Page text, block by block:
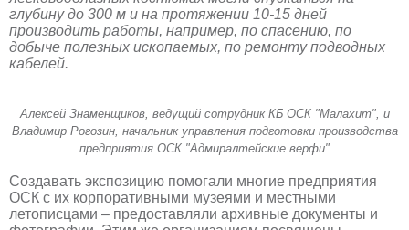
глубину до 300 м и на протяжении 10-15 дней
производить работы, например, по спасению, по
добыче полезных ископаемых, по ремонту подводных
кабелей.
Алексей Знаменщиков, ведущий сотрудник КБ ОСК "Малахит", и
Владимир Рогозин, начальник управления подготовки производства
предприятия ОСК "Адмиралтейские верфи"
Создавать экспозицию помогали многие предприятия
ОСК с их корпоративными музеями и местными
летописцами – предоставляли архивные документы и